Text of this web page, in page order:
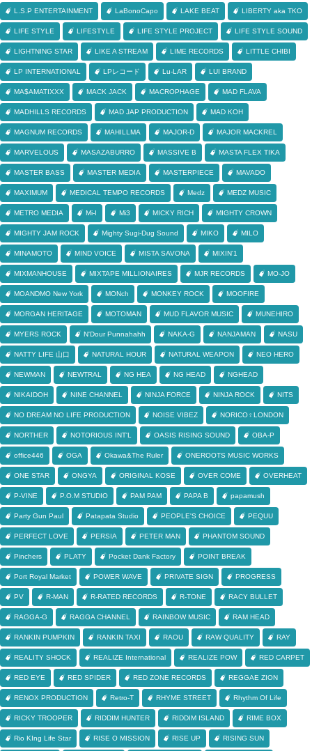
L.S.P ENTERTAINMENT LaBonoCapo LAKE BEAT LIBERTY aka TKO
LIFE STYLE LIFESTYLE LIFE STYLE PROJECT LIFE STYLE SOUND
LIGHTNING STAR LIKE A STREAM LIME RECORDS LITTLE CHIBI
LP INTERNATIONAL LPレコード Lu-LAR LUI BRAND
MA$AMATIXXX MACK JACK MACROPHAGE MAD FLAVA
MADHILLS RECORDS MAD JAP PRODUCTION MAD KOH
MAGNUM RECORDS MAHILLMA MAJOR-D MAJOR MACKREL
MARVELOUS MASAZABURRO MASSIVE B MASTA FLEX TIKA
MASTER BASS MASTER MEDIA MASTERPIECE MAVADO
MAXIMUM MEDICAL TEMPO RECORDS Medz MEDZ MUSIC
METRO MEDIA Mi-I Mi3 MICKY RICH MIGHTY CROWN
MIGHTY JAM ROCK Mighty Sugi-Dug Sound MIKO MILO
MINAMOTO MIND VOICE MISTA SAVONA MIXIN'1
MIXMANHOUSE MIXTAPE MILLIONAIRES MJR RECORDS MO-JO
MOANDMO New York MONch MONKEY ROCK MOOFIRE
MORGAN HERITAGE MOTOMAN MUD FLAVOR MUSIC MUNEHIRO
MYERS ROCK N'Dour Punnahahh NAKA-G NANJAMAN NASU
NATTY LIFE 山口 NATURAL HOUR NATURAL WEAPON NEO HERO
NEWMAN NEWTRAL NG HEA NG HEAD NGHEAD
NIKAIDOH NINE CHANNEL NINJA FORCE NINJA ROCK NITS
NO DREAM NO LIFE PRODUCTION NOISE VIBEZ NORICO♀LONDON
NORTHER NOTORIOUS INT'L OASIS RISING SOUND OBA-P
office446 OGA Okawa&The Ruler ONEROOTS MUSIC WORKS
ONE STAR ONGYA ORIGINAL KOSE OVER COME OVERHEAT
P-VINE P.O.M STUDIO PAM PAM PAPA B papamush
Party Gun Paul Patapata Studio PEOPLE'S CHOICE PEQUU
PERFECT LOVE PERSIA PETER MAN PHANTOM SOUND
Pinchers PLATY Pocket Dank Factory POINT BREAK
Port Royal Market POWER WAVE PRIVATE SIGN PROGRESS
PV R-MAN R-RATED RECORDS R-TONE RACY BULLET
RAGGA-G RAGGA CHANNEL RAINBOW MUSIC RAM HEAD
RANKIN PUMPKIN RANKIN TAXI RAOU RAW QUALITY RAY
REALITY SHOCK REALIZE International REALIZE POW RED CARPET
RED EYE RED SPIDER RED ZONE RECORDS REGGAE ZION
RENOX PRODUCTION Retro-T RHYME STREET Rhythm Of Life
RICKY TROOPER RIDDIM HUNTER RIDDIM ISLAND RIME BOX
Rio KIng Life Star RISE O MISSION RISE UP RISING SUN